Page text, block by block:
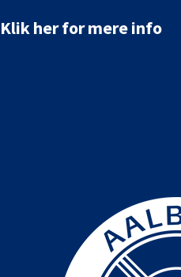
Klik her for mere info